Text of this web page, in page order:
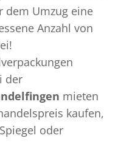
dem Umzug eine
Anzahl von
der
mieten
kaufen,
oder